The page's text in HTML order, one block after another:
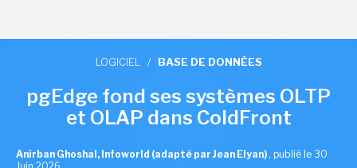
LOGICIEL / BASE DE DONNÉES
pgEdge fond ses systèmes OLTP
et OLAP dans ColdFront
Anirban Ghoshal, Infoworld (adapté par Jean Elyan) , publié le 30